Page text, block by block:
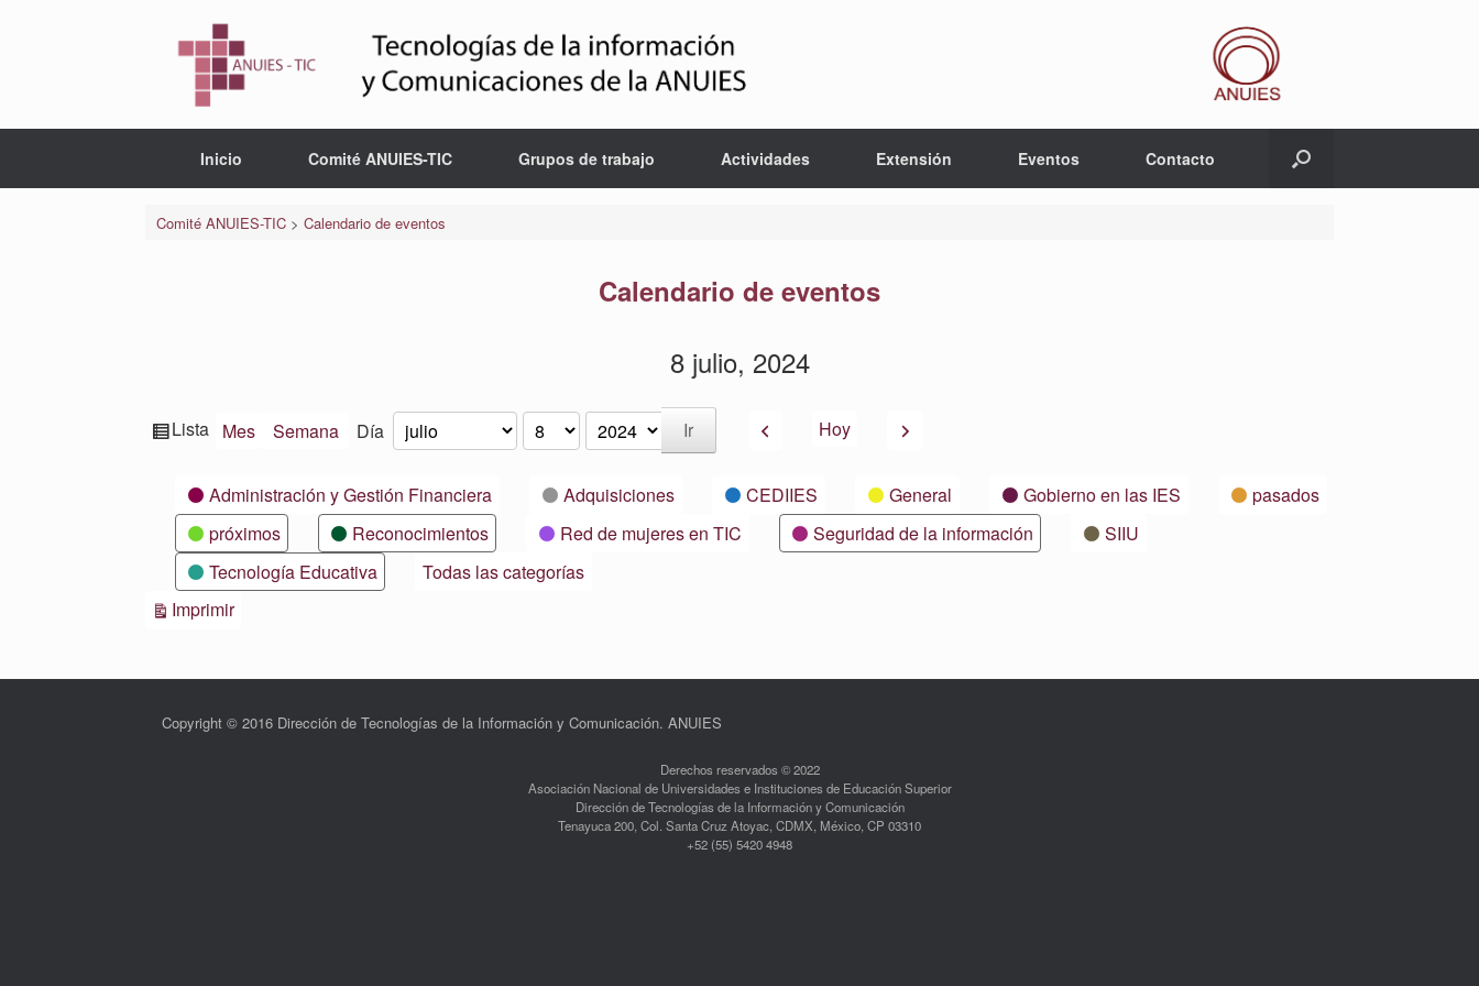
Inicio Comité ANUIES-TIC Grupos de trabajo Actividades Extensión Eventos Contacto
Comité ANUIES-TIC> Calendario de eventos
Calendario de eventos
8 julio, 2024
Ver
Lista Mes Semana Día Mes
Día
Año AnteriorHoy Siguiente
CategoríasAdministración y Gestión Financiera Adquisiciones CEDIIES General Gobierno en las IES
pasados
próximos
Reconocimientos Red de mujeres en TIC Seguridad de la información
SIIU
Tecnología Educativa
Todas las categorías
ImprimirVistas
Copyright © 2016 Dirección de Tecnologías de la Información y Comunicación. ANUIES
Derechos reservados © 2022
Asociación Nacional de Universidades e Instituciones de Educación Superior
Dirección de Tecnologías de la Información y Comunicación
Tenayuca 200, Col. Santa Cruz Atoyac, CDMX, México, CP 03310
+52 (55) 5420 4948